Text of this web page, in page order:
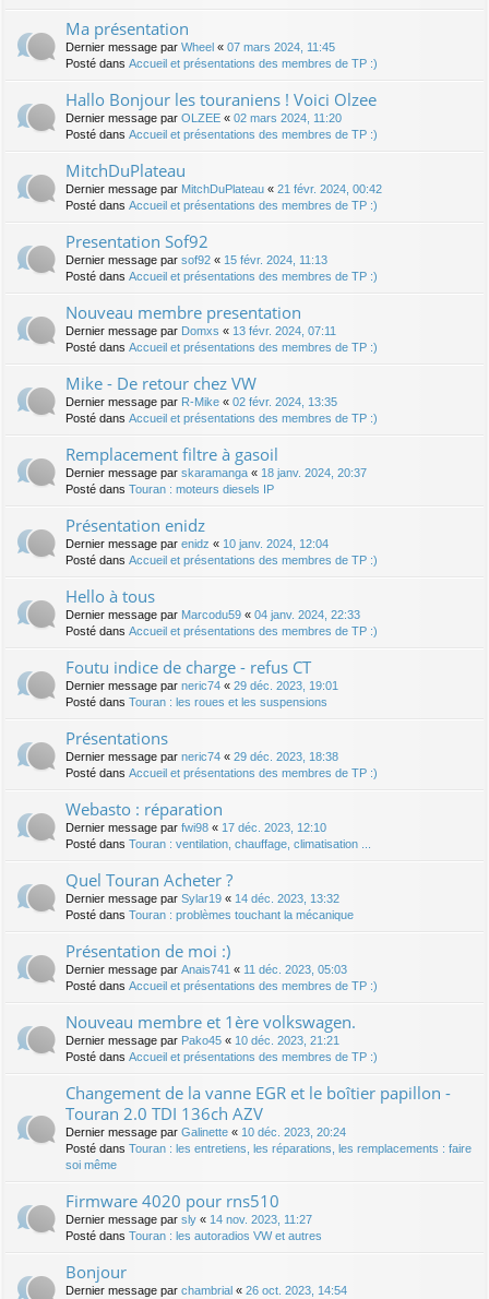
Ma présentation
Dernier message par Wheel « 07 mars 2024, 11:45
Posté dans Accueil et présentations des membres de TP :)
Hallo Bonjour les touraniens ! Voici Olzee
Dernier message par OLZEE « 02 mars 2024, 11:20
Posté dans Accueil et présentations des membres de TP :)
MitchDuPlateau
Dernier message par MitchDuPlateau « 21 févr. 2024, 00:42
Posté dans Accueil et présentations des membres de TP :)
Presentation Sof92
Dernier message par sof92 « 15 févr. 2024, 11:13
Posté dans Accueil et présentations des membres de TP :)
Nouveau membre presentation
Dernier message par Domxs « 13 févr. 2024, 07:11
Posté dans Accueil et présentations des membres de TP :)
Mike - De retour chez VW
Dernier message par R-Mike « 02 févr. 2024, 13:35
Posté dans Accueil et présentations des membres de TP :)
Remplacement filtre à gasoil
Dernier message par skaramanga « 18 janv. 2024, 20:37
Posté dans Touran : moteurs diesels IP
Présentation enidz
Dernier message par enidz « 10 janv. 2024, 12:04
Posté dans Accueil et présentations des membres de TP :)
Hello à tous
Dernier message par Marcodu59 « 04 janv. 2024, 22:33
Posté dans Accueil et présentations des membres de TP :)
Foutu indice de charge - refus CT
Dernier message par neric74 « 29 déc. 2023, 19:01
Posté dans Touran : les roues et les suspensions
Présentations
Dernier message par neric74 « 29 déc. 2023, 18:38
Posté dans Accueil et présentations des membres de TP :)
Webasto : réparation
Dernier message par fwi98 « 17 déc. 2023, 12:10
Posté dans Touran : ventilation, chauffage, climatisation ...
Quel Touran Acheter ?
Dernier message par Sylar19 « 14 déc. 2023, 13:32
Posté dans Touran : problèmes touchant la mécanique
Présentation de moi :)
Dernier message par Anais741 « 11 déc. 2023, 05:03
Posté dans Accueil et présentations des membres de TP :)
Nouveau membre et 1ère volkswagen.
Dernier message par Pako45 « 10 déc. 2023, 21:21
Posté dans Accueil et présentations des membres de TP :)
Changement de la vanne EGR et le boîtier papillon -
Touran 2.0 TDI 136ch AZV
Dernier message par Galinette « 10 déc. 2023, 20:24
Posté dans Touran : les entretiens, les réparations, les remplacements : faire
soi même
Firmware 4020 pour rns510
Dernier message par sly « 14 nov. 2023, 11:27
Posté dans Touran : les autoradios VW et autres
Bonjour
Dernier message par chambrial « 26 oct. 2023, 14:54